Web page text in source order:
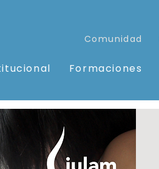
Comunidad
Formaciones